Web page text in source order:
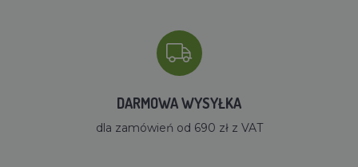
DARMOWA WYSYŁKA
dla zamówień od 690 zł z VAT